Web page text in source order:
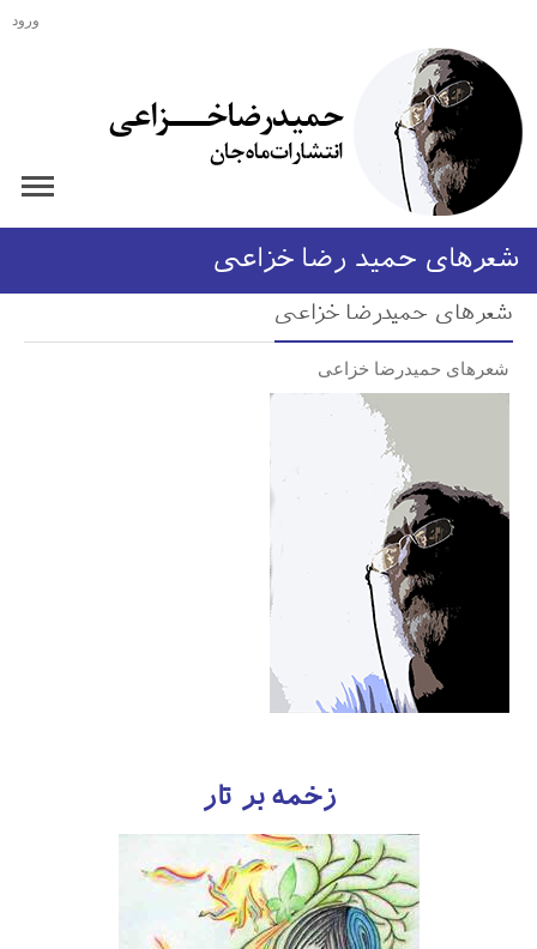
ورود
شعرهای حمید رضا خزاعی
شعرهای حمیدرضا خزاعی
شعرهای حمیدرضا خزاعی
زخمه بر تار